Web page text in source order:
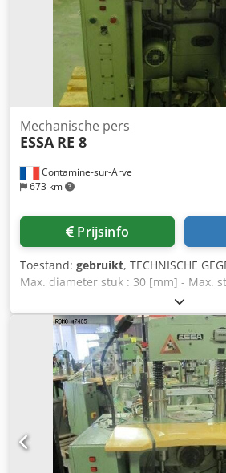
Contamine-sur-Arve
673 km
Mechanische pers
ESSA RE 8
Prijsinfo
Toestand: gebruikt, TECHNISCHE
Max. diameter stuk : 30 [mm] - Max.
Slag per minuut : 150 - Afstand
[mm] - Afstand tussen tafel en slede
Cedpeuhahasfx Ab Sorf - Diameter